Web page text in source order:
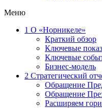
Меню
1 О «Норникеле»
Краткий обзор
Ключевые
Ключевые
Бизнес-модель
2 Стратегический
Обращение
Обращение
Расширяем